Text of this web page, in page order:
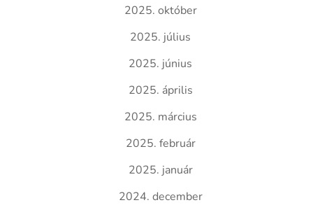
2025. október
2025. július
2025. június
2025. április
2025. március
2025. február
2025. január
2024. december